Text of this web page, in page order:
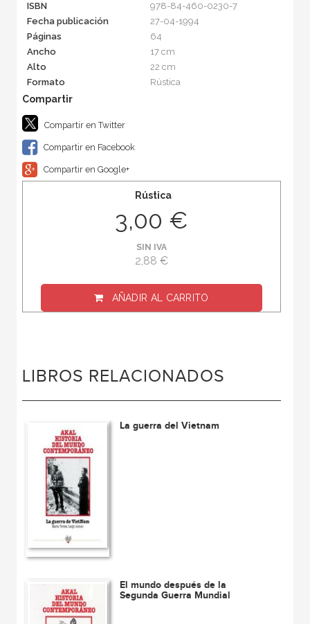
ISBN
978-84-460-0230-7
Fecha publicación
27-04-1994
Páginas
64
Ancho
17 cm
Alto
22 cm
Formato
Rústica
Compartir en Twitter
Compartir en Facebook
Compartir en Google+
Rústica
3,00 €
SIN IVA
2,88 €
AÑADIR AL CARRITO
LIBROS RELACIONADOS
La guerra del Vietnam
El mundo después de la
Segunda Guerra Mundial